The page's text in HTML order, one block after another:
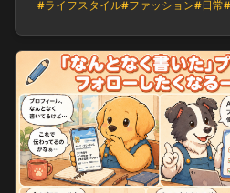
#ライフスタイル#ファッション#日常#